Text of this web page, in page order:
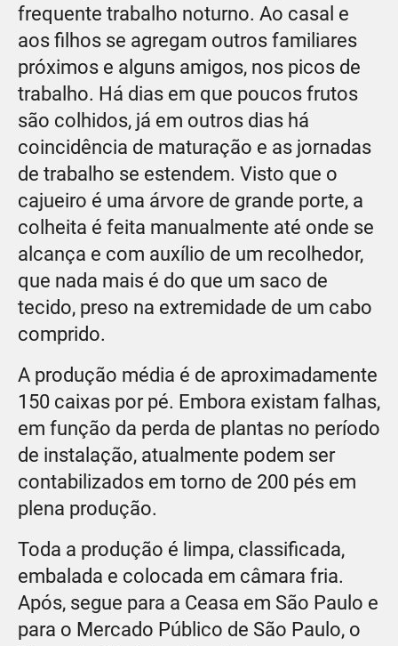
frequente trabalho noturno. Ao casal e
aos filhos se agregam outros familiares
próximos e alguns amigos, nos picos de
trabalho. Há dias em que poucos frutos
são colhidos, já em outros dias há
coincidência de maturação e as jornadas
de trabalho se estendem. Visto que o
cajueiro é uma árvore de grande porte, a
colheita é feita manualmente até onde se
alcança e com auxílio de um recolhedor,
que nada mais é do que um saco de
tecido, preso na extremidade de um cabo
comprido.
A produção média é de aproximadamente
150 caixas por pé. Embora existam falhas,
em função da perda de plantas no período
de instalação, atualmente podem ser
contabilizados em torno de 200 pés em
plena produção.
Toda a produção é limpa, classificada,
embalada e colocada em câmara fria.
Após, segue para a Ceasa em São Paulo e
para o Mercado Público de São Paulo, o